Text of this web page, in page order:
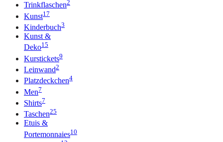
Trinkflaschen2
Kunst17
Kinderbuch3
Kunst &
Deko15
Kurstickets9
Leinwand2
Platzdeckchen4
Men7
Shirts7
Taschen25
Etuis &
Portemonnaies10